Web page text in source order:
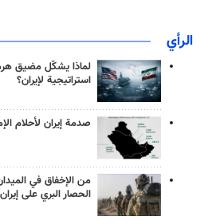
الرأي
لماذا يشكّل مضيق
استراتيجية لإيران؟
صدمة إيران لأحلام
من الإخفاق في
الحصار البري على إيران